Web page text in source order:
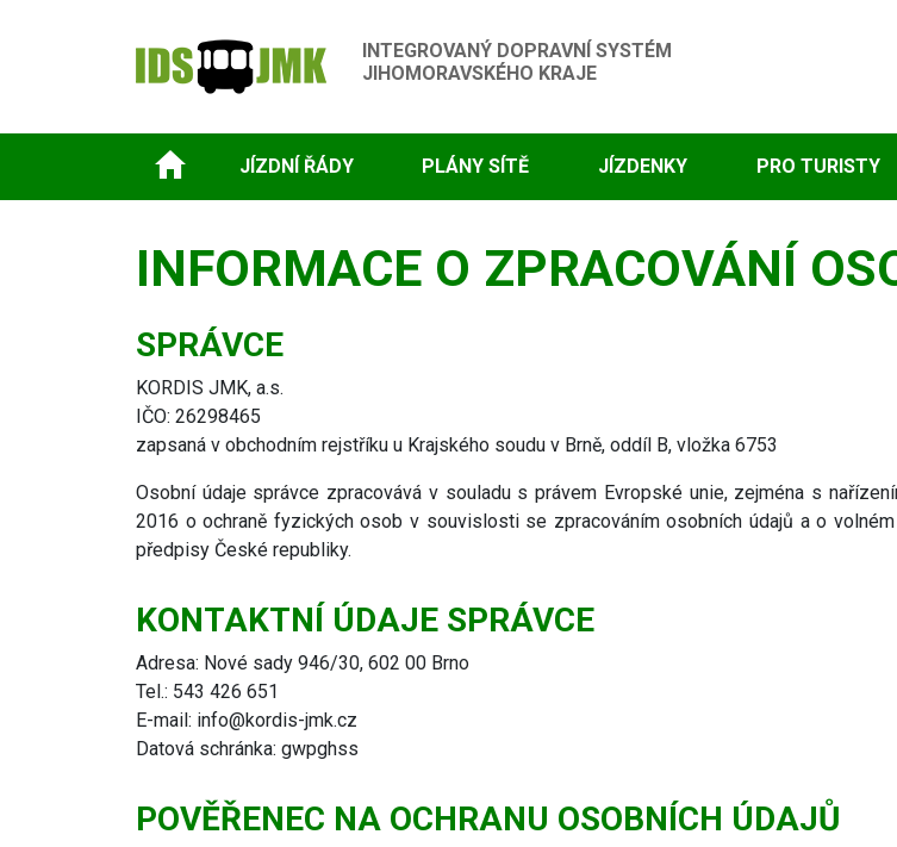
INTEGROVANÝ DOPRAVNÍ SYSTÉM
JIHOMORAVSKÉHO KRAJE
JÍZDNÍ ŘÁDY PLÁNY SÍTĚ JÍZDENKY PRO TURISTY
INFORMACE O ZPRACOVÁNÍ
SPRÁVCE
KORDIS JMK, a.s.
IČO: 26298465
zapsaná v obchodním rejstříku u Krajského soudu v Brně, oddíl B, vložka 6753
Osobní údaje správce zpracovává v souladu s právem Evropské unie, zejména s
2016 o ochraně fyzických osob v souvislosti se zpracováním osobních údajů a o
předpisy České republiky.
KONTAKTNÍ ÚDAJE SPRÁVCE
Adresa: Nové sady 946/30, 602 00 Brno
Tel.: 543 426 651
E-mail: info@kordis-jmk.cz
Datová schránka: gwpghss
POVĚŘENEC NA OCHRANU OSOBNÍCH ÚDAJŮ